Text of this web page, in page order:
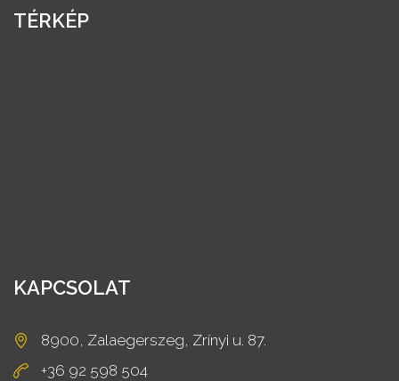
TÉRKÉP
KAPCSOLAT
8900, Zalaegerszeg, Zrínyi u. 87.
+36 92 598 504